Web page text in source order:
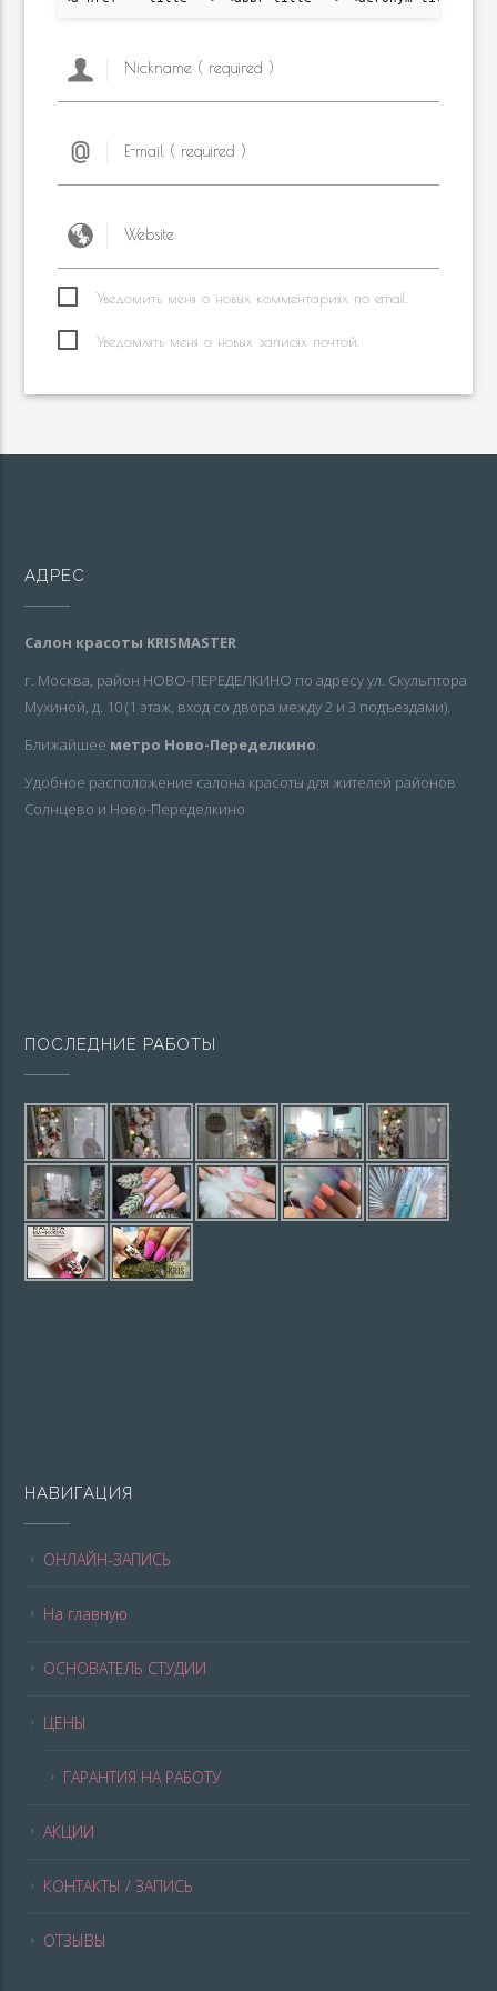
Уведомить меня о новых комментариях по email.
Уведомлять меня о новых записях почтой.
АДРЕС
Салон красоты KRISMASTER
г. Москва, район НОВО-ПЕРЕДЕЛКИНО по адресу ул. Скульптора
Мухиной, д. 10 (1 этаж, вход со двора между 2 и 3 подъездами).
Ближайшее метро Ново-Переделкино.
Удобное расположение салона красоты для жителей районов
Солнцево и Ново-Переделкино
ПОСЛЕДНИЕ РАБОТЫ
НАВИГАЦИЯ
ОНЛАЙН-ЗАПИСЬ
На главную
ОСНОВАТЕЛЬ СТУДИИ
ЦЕНЫ
ГАРАНТИЯ НА РАБОТУ
АКЦИИ
КОНТАКТЫ / ЗАПИСЬ
ОТЗЫВЫ